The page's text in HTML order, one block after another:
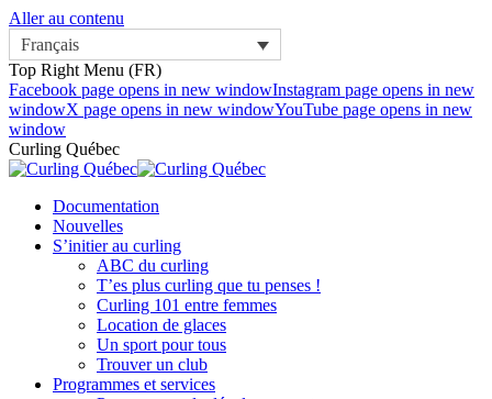
Aller au contenu
Français
Top Right Menu (FR)
Facebook page opens in new windowInstagram page opens in new
windowX page opens in new windowYouTube page opens in new
window
Curling Québec
Documentation
Nouvelles
S’initier au curling
ABC du curling
T’es plus curling que tu penses !
Curling 101 entre femmes
Location de glaces
Un sport pour tous
Trouver un club
Programmes et services